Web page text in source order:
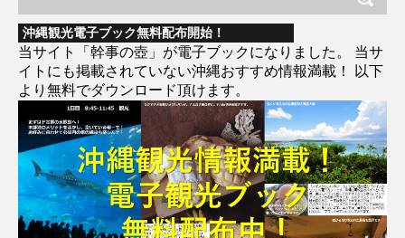
沖縄観光電子ブック無料配布開始！
当サイト「幹事の壺」が電子ブックになりました。 当サ
イトにも掲載されていない沖縄おすすめ情報満載！ 以下
より無料でダウンロード頂けます。